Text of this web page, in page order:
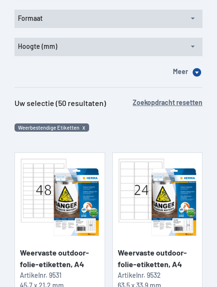
Formaat
Hoogte (mm)
Meer
Uw selectie (50 resultaten) Zoekopdracht resetten
Weerbestendige Etiketten
Weervaste outdoor-
folie-etiketten, A4
Artikelnr. 9531
Weervaste outdoor-
folie-etiketten, A4
Artikelnr. 9532